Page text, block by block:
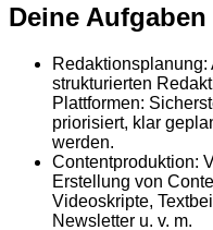
Deine Aufgaben
strukturierten
Plattformen:
priorisiert, klar
werden.
Contentproduktion:
Erstellung von
Videoskripte,
Newsletter u. v. m.